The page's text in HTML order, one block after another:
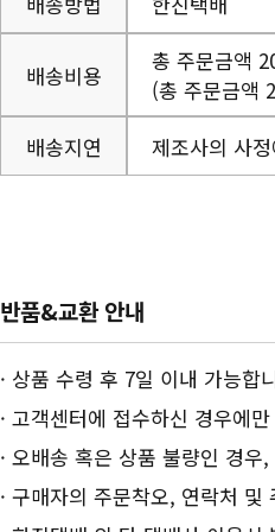
배송비용
총 주문금액
(총 주문금액
배송지연
제조사의 사
반품&교환 안내
· 상품 수령 후 7일 이내 가능합
· 고객센터에 접수하신 경우에
· 오배송 혹은 상품 불량인 경
· 구매자의 주문착오, 연락처